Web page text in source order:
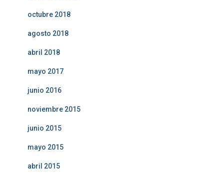
octubre 2018
agosto 2018
abril 2018
mayo 2017
junio 2016
noviembre 2015
junio 2015
mayo 2015
abril 2015